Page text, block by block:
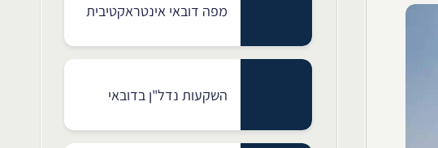
מפה דובאי אינטראקטיבית
השקעות נדל"ן בדובאי